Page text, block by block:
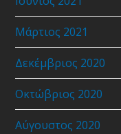
Μάρτιος 2021
Δεκέμβριος 2020
Οκτώβριος 2020
Αύγουστος 2020